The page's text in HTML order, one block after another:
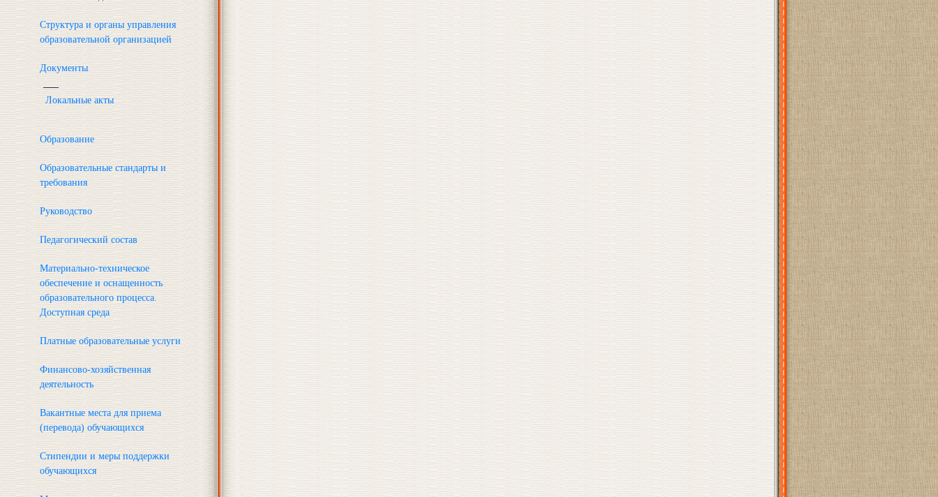
Структура и органы управления
образовательной организацией
Документы
Локальные акты
Образование
Образовательные стандарты и
требования
Руководство
Педагогический состав
Материально-техническое
обеспечение и оснащенность
образовательного процесса.
Доступная среда
Платные образовательные услуги
Финансово-хозяйственная
деятельность
Вакантные места для приема
(перевода) обучающихся
Стипендии и меры поддержки
обучающихся